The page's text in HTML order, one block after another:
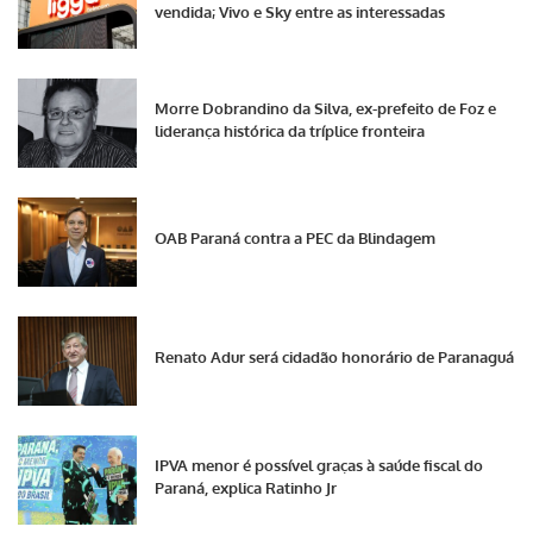
vendida; Vivo e Sky entre as interessadas
Morre Dobrandino da Silva, ex-prefeito de Foz e
liderança histórica da tríplice fronteira
OAB Paraná contra a PEC da Blindagem
Renato Adur será cidadão honorário de Paranaguá
IPVA menor é possível graças à saúde fiscal do
Paraná, explica Ratinho Jr